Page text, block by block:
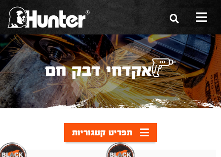
הסיפור שלנו
הכלים שלנו
תערוכות
אקדחי דבק חם
תפריט קטגוריות